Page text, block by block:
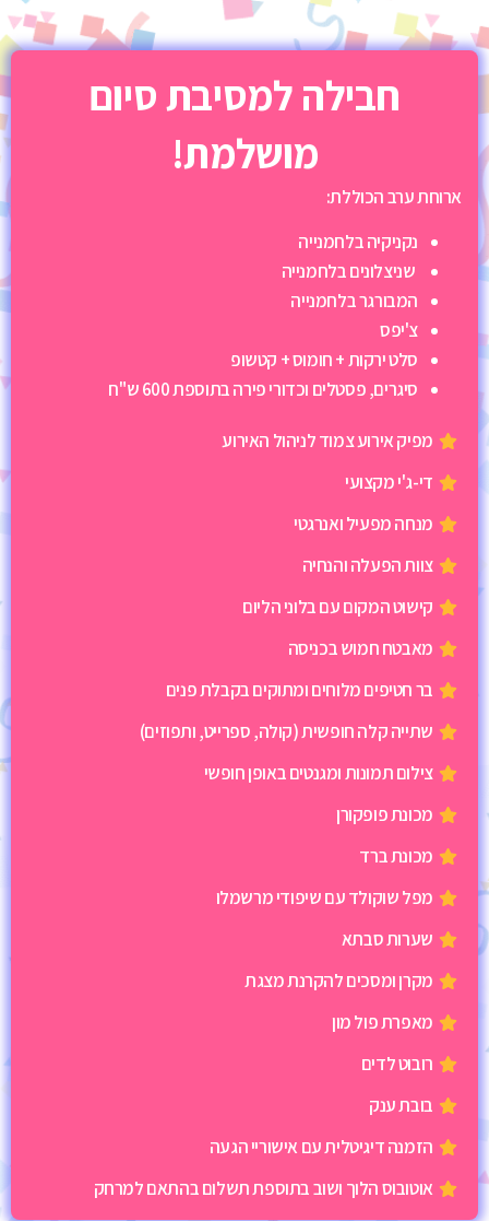
חבילה למסיבת סיום
מושלמת!
ארוחת ערב הכוללת:
נקניקיה בלחמנייה
שניצלונים בלחמנייה
המבורגר בלחמנייה
צ'יפס
סלט ירקות + חומוס + קטשופ
סיגרים, פסטלים וכדורי פירה בתוספת 600 ש"ח
מפיק אירוע צמוד לניהול האירוע
די-ג'י מקצועי
מנחה מפעיל ואנרגטי
צוות הפעלה והנחיה
קישוט המקום עם בלוני הליום
מאבטח חמוש בכניסה
בר חטיפים מלוחים ומתוקים בקבלת פנים
שתייה קלה חופשית (קולה, ספרייט, ותפוזים)
צילום תמונות ומגנטים באופן חופשי
מכונת פופקורן
מכונת ברד
מפל שוקולד עם שיפודי מרשמלו
שערות סבתא
מקרן ומסכים להקרנת מצגת
מאפרת פול מון
רובוט לדים
בובת ענק
הזמנה דיגיטלית עם אישוריי הגעה
אוטובוס הלוך ושוב בתוספת תשלום בהתאם למרחק